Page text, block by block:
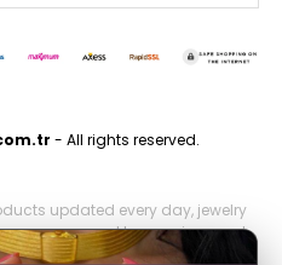
- All rights reserved.
updated every day, jewelry
women and housewives and
earrings, silver rings, silver